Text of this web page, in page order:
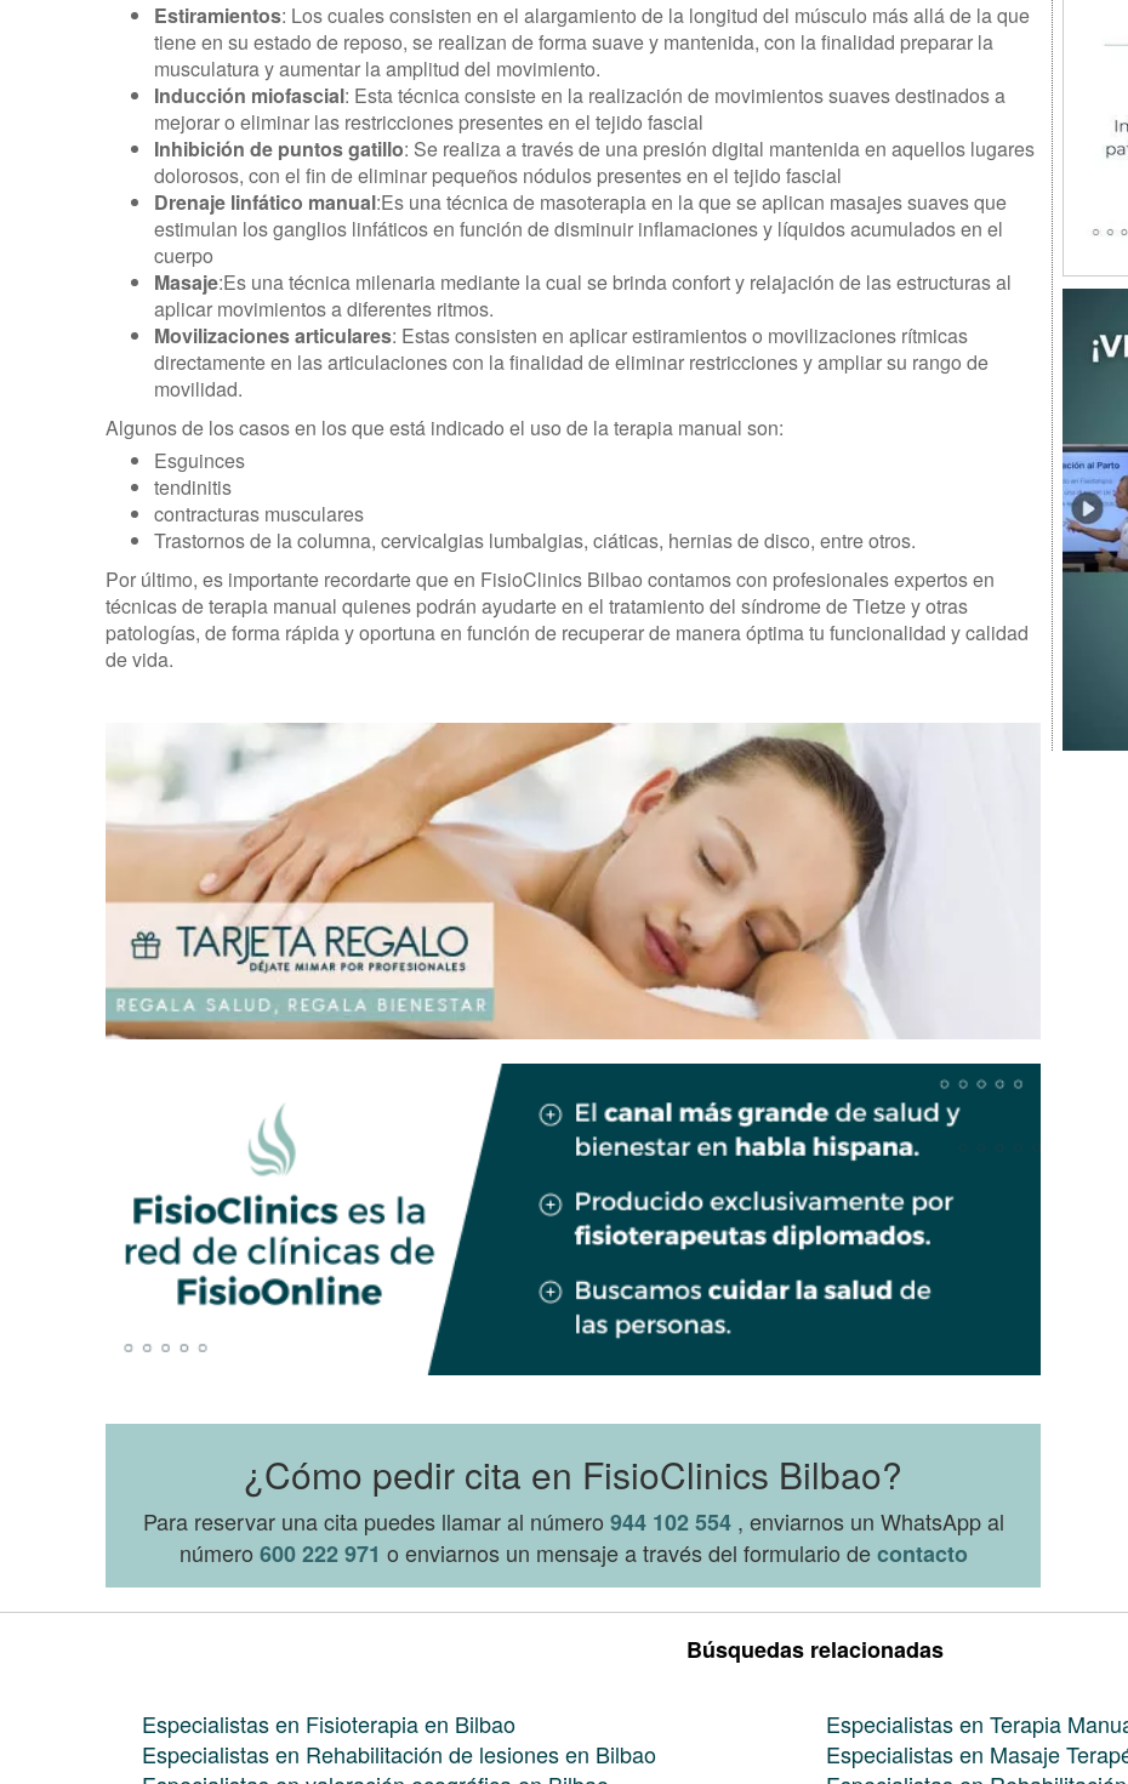
Estiramientos: Los cuales consisten en el alargamiento de la longitud del músculo más allá de la que
tiene en su estado de reposo, se realizan de forma suave y mantenida, con la finalidad preparar la
musculatura y aumentar la amplitud del movimiento.
Inducción miofascial: Esta técnica consiste en la realización de movimientos suaves destinados a
mejorar o eliminar las restricciones presentes en el tejido fascial
Inhibición de puntos gatillo: Se realiza a través de una presión digital mantenida en aquellos lugares
dolorosos, con el fin de eliminar pequeños nódulos presentes en el tejido fascial
Drenaje linfático manual:Es una técnica de masoterapia en la que se aplican masajes suaves que
estimulan los ganglios linfáticos en función de disminuir inflamaciones y líquidos acumulados en el
cuerpo
Masaje:Es una técnica milenaria mediante la cual se brinda confort y relajación de las estructuras al
aplicar movimientos a diferentes ritmos.
Movilizaciones articulares: Estas consisten en aplicar estiramientos o movilizaciones rítmicas
directamente en las articulaciones con la finalidad de eliminar restricciones y ampliar su rango de
movilidad.
Algunos de los casos en los que está indicado el uso de la terapia manual son:
Esguinces
tendinitis
contracturas musculares
Trastornos de la columna, cervicalgias lumbalgias, ciáticas, hernias de disco, entre otros.
Por último, es importante recordarte que en FisioClinics Bilbao contamos con profesionales expertos en
técnicas de terapia manual quienes podrán ayudarte en el tratamiento del síndrome de Tietze y otras
patologías, de forma rápida y oportuna en función de recuperar de manera óptima tu funcionalidad y calidad
de vida.
¿Cómo pedir cita en FisioClinics Bilbao?
Para reservar una cita puedes llamar al número 944 102 554 , enviarnos un WhatsApp al
número 600 222 971 o enviarnos un mensaje a través del formulario decontacto
Búsquedas relacionadas
Especialistas en Fisioterapia en Bilbao
Especialistas en Rehabilitación de lesiones en Bilbao
Especialistas en Terapia
Especialistas en Masaje